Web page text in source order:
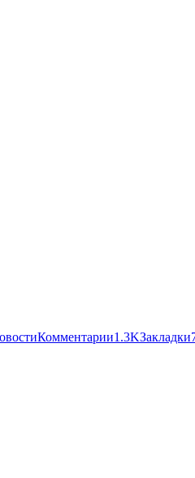
Комментарии1.3KЗакладки